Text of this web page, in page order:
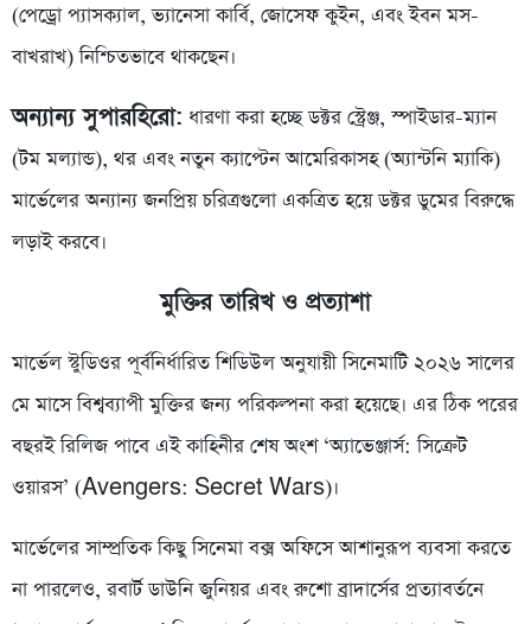
(পেড্রো প্যাসক্যাল, ভ্যানেসা কার্বি, জোসেফ কুইন, এবং ইবন মস-
বাখরাখ) নিশ্চিতভাবে থাকছেন।
অন্যান্য সুপারহিরো: ধারণা করা হচ্ছে ডক্টর স্ট্রেঞ্জ, স্পাইডার-ম্যান
(টম মল্যান্ড), থর এবং নতুন ক্যাপ্টেন আমেরিকাসহ (অ্যান্টনি ম্যাকি)
মার্ভেলের অন্যান্য জনপ্রিয় চরিত্রগুলো একত্রিত হয়ে ডক্টর ডুমের বিরুদ্ধে
লড়াই করবে।
মুক্তির তারিখ ও প্রত্যাশা
মার্ভেল স্টুডিওর পূর্বনির্ধারিত শিডিউল অনুযায়ী সিনেমাটি ২০২৬ সালের
মে মাসে বিশ্বব্যাপী মুক্তির জন্য পরিকল্পনা করা হয়েছে। এর ঠিক পরের
বছরই রিলিজ পাবে এই কাহিনীর শেষ অংশ ‘অ্যাভেঞ্জার্স: সিক্রেট
ওয়ারস’ (Avengers: Secret Wars)।
মার্ভেলের সাম্প্রতিক কিছু সিনেমা বক্স অফিসে আশানুরূপ ব্যবসা করতে
না পারলেও, রবার্ট ডাউনি জুনিয়র এবং রুশো ব্রাদার্সের প্রত্যাবর্তনে